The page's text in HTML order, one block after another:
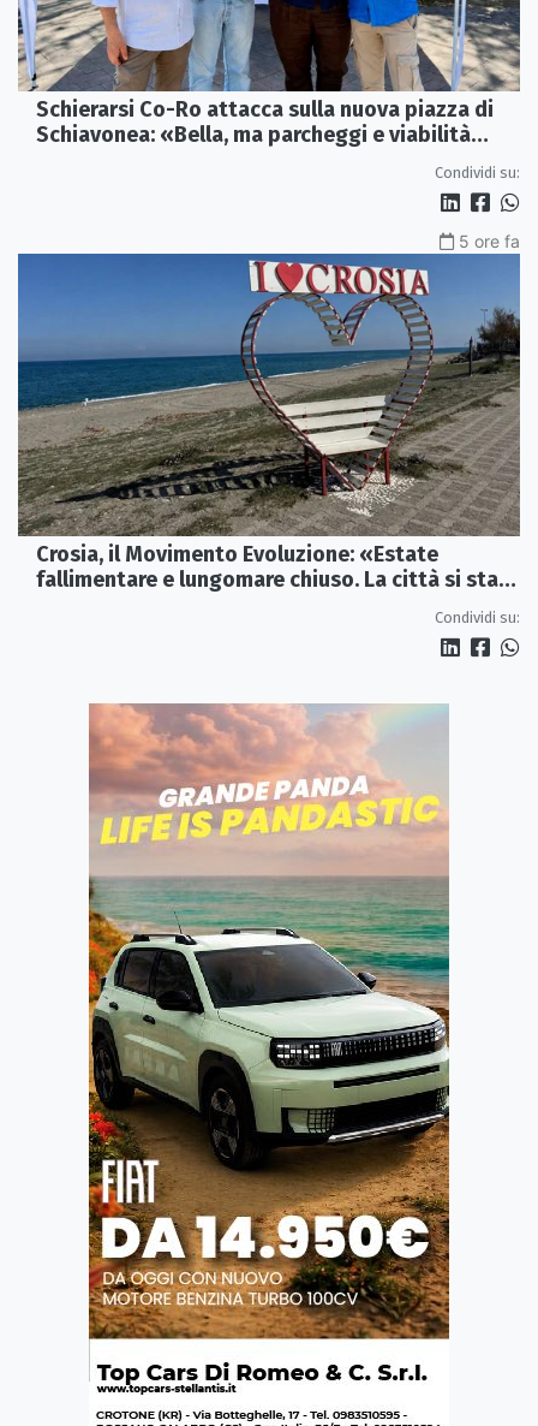
Schierarsi Co-Ro attacca sulla nuova piazza di
Schiavonea: «Bella, ma parcheggi e viabilità
Condividi su:
5 ore fa
Crosia, il Movimento Evoluzione: «Estate
fallimentare e lungomare chiuso. La città si sta
Condividi su: